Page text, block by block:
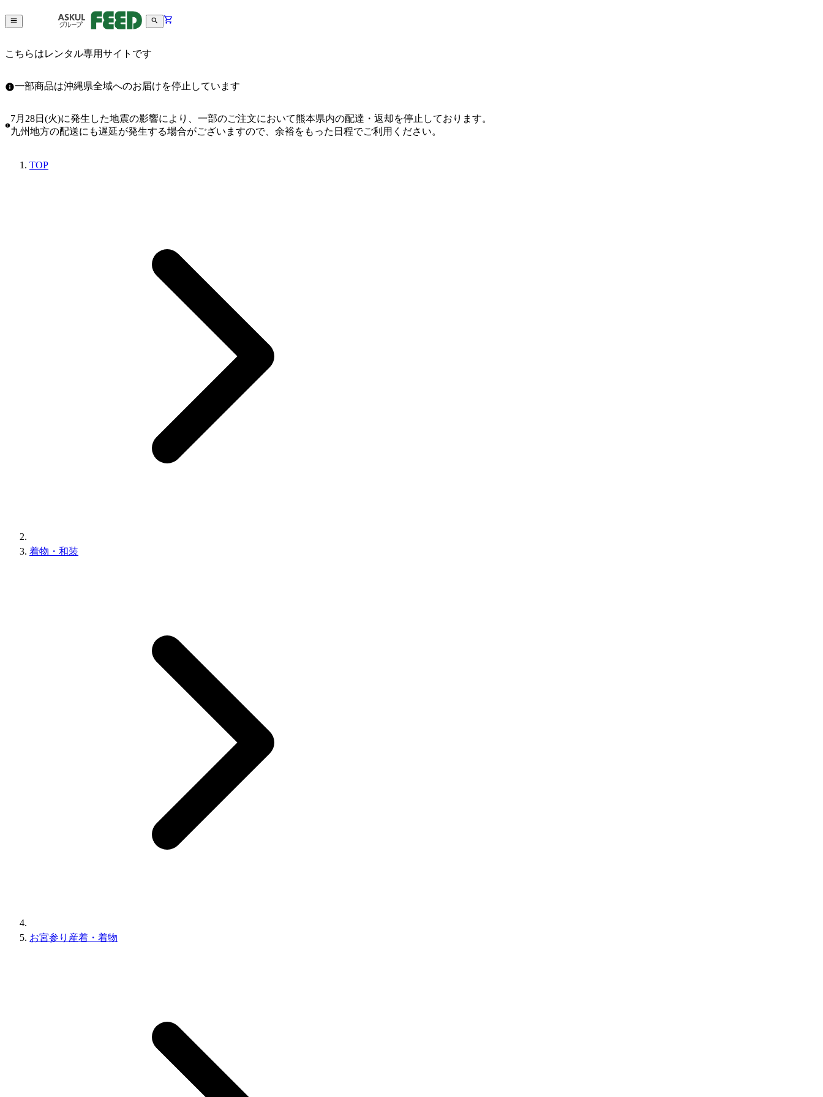
こちらはレンタル専用サイトです
一部商品は沖縄県全域へのお届けを停止しています
7月28日(火)に発生した地震の影響により、一部のご注文において熊本県内の配達・返却を停止しております。
九州地方の配送にも遅延が発生する場合がございますので、余裕をもった日程でご利用ください。
TOP
着物・和装
お宮参り産着・着物